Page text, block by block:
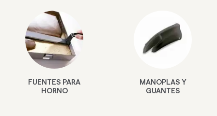
FUENTES PARA
HORNO
MANOPLAS Y
GUANTES